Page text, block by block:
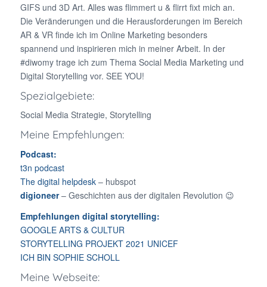
GIFS und 3D Art. Alles was flimmert u & flirrt fixt mich an.
Die Veränderungen und die Herausforderungen im Bereich
AR & VR finde ich im Online Marketing besonders
spannend und inspirieren mich in meiner Arbeit. In der
#diwomy trage ich zum Thema Social Media Marketing und
Digital Storytelling vor. SEE YOU!
Spezialgebiete:
Social Media Strategie, Storytelling
Meine Empfehlungen:
Podcast:
t3n podcast
The digital helpdesk– hubspot
digioneer– Geschichten aus der digitalen Revolution 😉
Empfehlungen digital storytelling:
GOOGLE ARTS & CULTUR
STORYTELLING PROJEKT 2021 UNICEF
ICH BIN SOPHIE SCHOLL
Meine Webseite: